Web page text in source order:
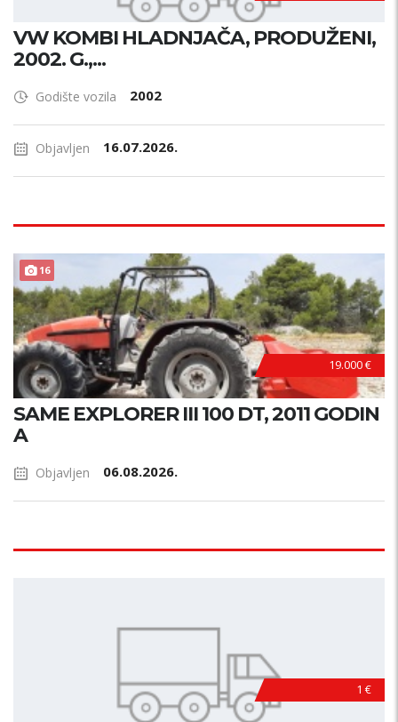
VW KOMBI HLADNJAČA, PRODUŽENI,
2002. G.,...
Godište vozila 2002
Objavljen 16.07.2026.
16
19.000 €
SAME EXPLORER III 100 DT, 2011 GODIN
A
Objavljen 06.08.2026.
1 €